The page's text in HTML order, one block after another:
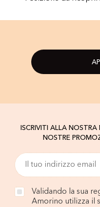
ISCRIVITI ALLA NOSTRA
NOSTRE
Validando la sua
Amorino utilizza il